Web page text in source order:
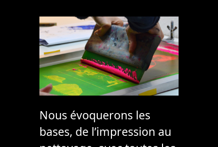
Nous évoquerons les
bases, de l’impression au